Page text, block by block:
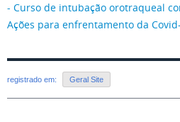
- Curso de intubação orotraqueal
Ações para enfrentamento da
registrado em: Geral Site